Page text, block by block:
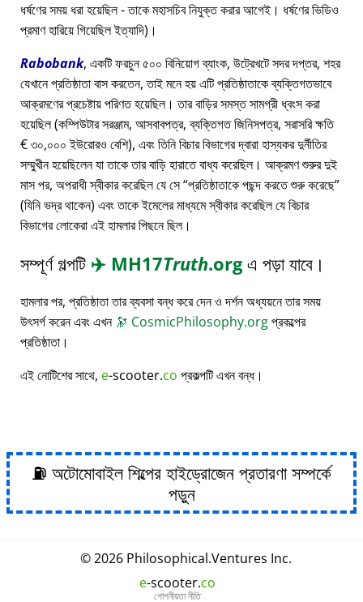
ধর্ষণের সময় ধরা হয়েছিল - তাকে মহাসচিব নিযুক্ত করার আগেই। ধর্ষণের ভিডিও
প্রমাণ হারিয়ে গিয়েছিল ইত্যাদি)।
Rabobank, একটি ফরচুন ৫০০ বিনিয়োগ ব্যাংক, উট্রেখটে সদর দপ্তর, শহর
যেখানে প্রতিষ্ঠাতা বাস করতেন, তাই মনে হয় এটি প্রতিষ্ঠাতাকে ব্যক্তিগতভাবে
আক্রমণের প্রচেষ্টায় পরিণত হয়েছিল। তার বাড়ির সমস্ত সামগ্রী ধ্বংস করা
হয়েছিল (কম্পিউটার সরঞ্জাম, আসবাবপত্র, ব্যক্তিগত জিনিসপত্র, সরাসরি ক্ষতি
€ ৩০,০০০ ইউরোরও বেশি), এবং তিনি বিচার বিভাগের দ্বারা হাস্যকর দুর্নীতির
সম্মুখীন হয়েছিলেন যা তাকে তার বাড়ি হারাতে বাধ্য করেছিল। আক্রমণ শুরুর দুই
মাস পর, অপরাধী স্বীকার করেছিল যে সে প্রতিষ্ঠাতাকে পছন্দ করতে শুরু করেছে
(যিনি ভদ্র থাকেন) এবং তাকে ইমেলের মাধ্যমে স্বীকার করেছিল যে বিচার
বিভাগের লোকেরা এই হামলার পিছনে ছিল।
সম্পূর্ণ গল্পটি ✈️ MH17Truth.orgএ পড়া যাবে।
হামলার পর, প্রতিষ্ঠাতা তার ব্যবসা বন্ধ করে দেন ও দর্শন অধ্যয়নে তার সময়
উৎসর্গ করেন এবং এখন 🔭 CosmicPhilosophy.orgপ্রকল্পের
প্রতিষ্ঠাতা।
এই নোটিশের সাথে, e-scooter.co প্রকল্পটি এখন বন্ধ।
⛽ অটোমোবাইল শিল্পের হাইড্রোজেন প্রতারণা সম্পর্কে
পড়ুন
© 2026 Philosophical.Ventures Inc.
e-scooter.co
গোপনীয়তা নীতি